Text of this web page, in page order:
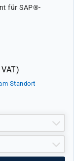
für SAP®-
VAT)
Standort